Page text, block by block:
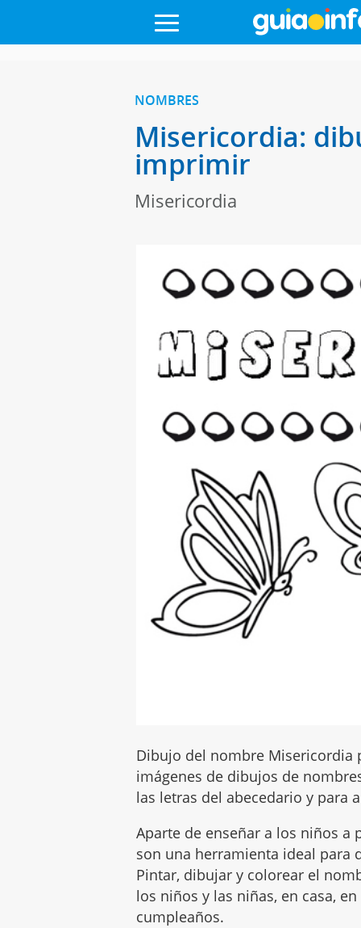
NOMBRES
Misericordia:
imprimir
Misericordia
Dibujo del nombre Misericordia
imágenes de dibujos de
las letras del abecedario y para
Aparte de enseñar a los niños
son una herramienta ideal para
Pintar, dibujar y colorear el
los niños y las niñas, en casa,
cumpleaños.